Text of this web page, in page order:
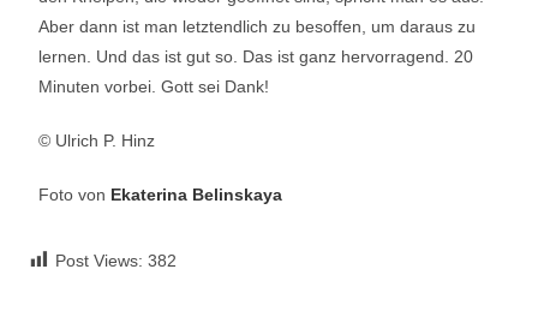
Aber dann ist man letztendlich zu besoffen, um daraus zu
lernen. Und das ist gut so. Das ist ganz hervorragend. 20
Minuten vorbei. Gott sei Dank!
© Ulrich P. Hinz
Foto von Ekaterina Belinskaya
Post Views: 382